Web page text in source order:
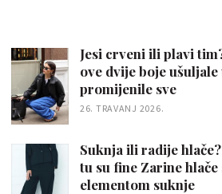
Jesi crveni ili plavi
ove dvije boje
promijenile sve
26. TRAVANJ 2026.
Suknja ili radije
tu su fine Zarine hlače
elementom suknje